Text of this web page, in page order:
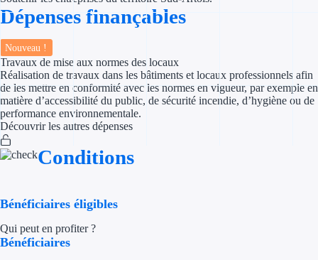
Prêts publics
Dépenses finançables
Nouveau !
Travaux de mise aux normes des locaux
Réalisation de travaux dans les bâtiments et locaux professionnels afin
de les mettre en conformité avec les normes en vigueur, par exemple en
matière d’accessibilité du public, de sécurité incendie, d’hygiène ou de
performance environnementale.
Découvrir les autres dépenses
Conditions
Bénéficiaires éligibles
Qui peut en profiter ?
Bénéficiaires